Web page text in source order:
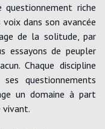
questionnement riche
dans son avancée
de la solitude, par
essayons de peupler
Chaque discipline
questionnements
un domaine à part
vivant.